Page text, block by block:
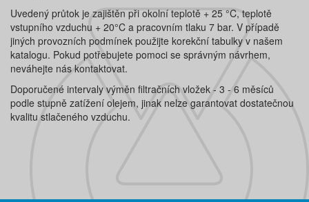
Uvedený průtok je zajištěn při okolní teplotě + 25 °C, teplotě
vstupního vzduchu + 20°C a pracovním tlaku 7 bar. V případě
jiných provozních podmínek použijte korekční tabulky v našem
katalogu. Pokud potřebujete pomoci se správným návrhem,
neváhejte nás kontaktovat.
Doporučené intervaly výměn filtračních vložek - 3 - 6 měsíců
podle stupně zatížení olejem, jinak nelze garantovat dostatečnou
kvalitu stlačeného vzduchu.